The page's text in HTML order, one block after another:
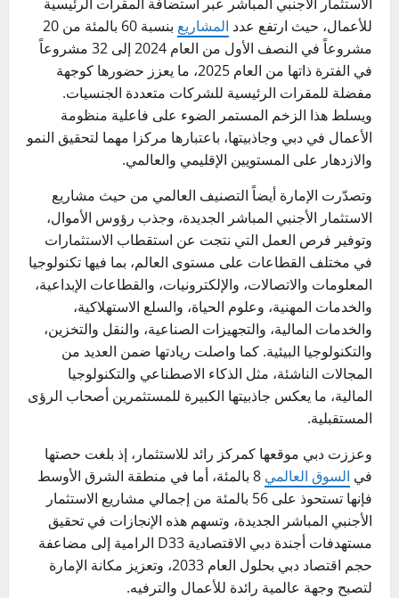
للأعمال، حيث ارتفع عدد المشاريع
بنسبة 60 بالمئة من 20
مشروعاً في النصف الأول من العام 2024 إلى 32 مشروعاً
في الفترة ذاتها من العام 2025، ما يعزز حضورها كوجهة
مفضلة للمقرات الرئيسية للشركات متعددة الجنسيات.
ويسلط هذا الزخم المستمر الضوء على فاعلية منظومة
الأعمال في دبي وجاذبيتها، باعتبارها مركزا مهما لتحقيق النمو
والازدهار على المستويين الإقليمي والعالمي.
وتصدّرت الإمارة أيضاً التصنيف العالمي من حيث مشاريع
الاستثمار الأجنبي المباشر الجديدة، وجذب رؤوس الأموال،
وتوفير فرص العمل التي نتجت عن استقطاب الاستثمارات
في مختلف القطاعات على مستوى العالم، بما فيها تكنولوجيا
المعلومات والاتصالات، والإلكترونيات، والقطاعات الإبداعية،
والخدمات المهنية، وعلوم الحياة، والسلع الاستهلاكية،
والخدمات المالية، والتجهيزات الصناعية، والنقل والتخزين،
والتكنولوجيا البيئية. كما واصلت ريادتها ضمن العديد من
المجالات الناشئة، مثل الذكاء الاصطناعي والتكنولوجيا
المالية، ما يعكس جاذبيتها الكبيرة للمستثمرين أصحاب الرؤى
المستقبلية.
وعززت دبي موقعها كمركز رائد للاستثمار، إذ بلغت حصتها
في السوق العالمي
8 بالمئة، أما في منطقة الشرق الأوسط
فإنها تستحوذ على 56 بالمئة من إجمالي مشاريع الاستثمار
الأجنبي المباشر الجديدة، وتسهم هذه الإنجازات في تحقيق
مستهدفات أجندة دبي الاقتصادية D33 الرامية إلى مضاعفة
حجم اقتصاد دبي بحلول العام 2033، وتعزيز مكانة الإمارة
لتصبح وجهة عالمية رائدة للأعمال والترفيه.